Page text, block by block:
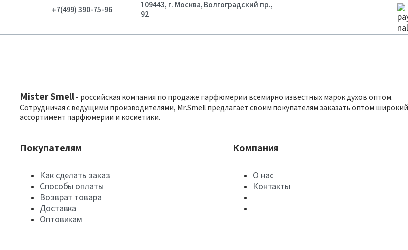
+7(499) 390-75-96
109443, г. Москва, Волгоградский пр.,
92
Mister Smell - российская компания по продаже парфюмерии всемирно известных марок духов оптом.
Сотрудничая с ведущими производителями, Mr.Smell предлагает своим покупателям заказать оптом широкий
ассортимент парфюмерии и косметики.
Покупателям
Как сделать заказ
Способы оплаты
Возврат товара
Доставка
Оптовикам
Компания
О нас
Контакты